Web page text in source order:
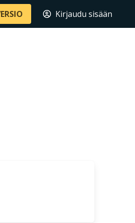
Kirjaudu sisään